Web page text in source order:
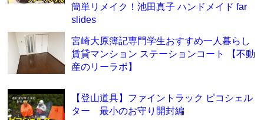
簡単リメイク！池田真子 ハンドメイド far
slides
宮崎大原簿記専門学生おすすめ一人暮らし
賃貸マンション ステーションコート 【不動
産のリーラボ】
【登山道具】ファイントラック ピコシェル
ター 最小のお守り開封編